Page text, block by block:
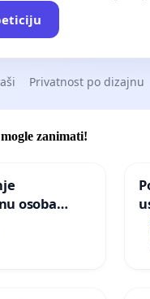
Privatnost po dizajnu
zanimati!
osoba
u
Zagreba